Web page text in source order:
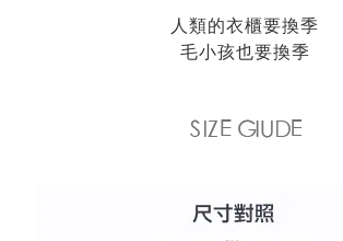
人類的衣櫃要換季
毛小孩也要換季